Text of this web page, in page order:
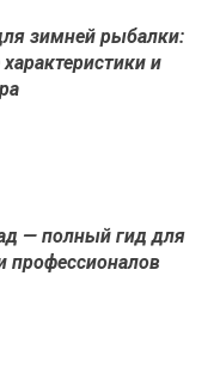
зимней рыбалки:
и
— полный гид для
профессионалов